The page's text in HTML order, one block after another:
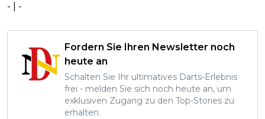
- | -
Fordern Sie Ihren Newsletter noch
heute an
Schalten Sie Ihr ultimatives Darts-Erlebnis
frei - melden Sie sich noch heute an, um
exklusiven Zugang zu den Top-Stories zu
erhalten.